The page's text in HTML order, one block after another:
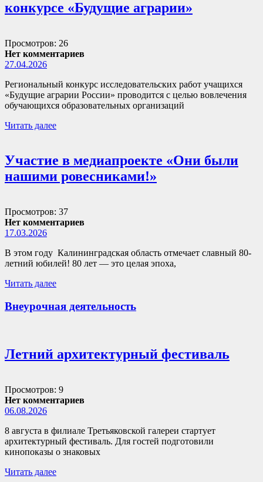
конкурсе «Будущие аграрии»
Просмотров: 26
Нет комментариев
27.04.2026
Региональный конкурс исследовательских работ учащихся
«Будущие аграрии России» проводится с целью вовлечения
обучающихся образовательных организаций
Читать далее
Участие в медиапроекте «Они были
нашими ровесниками!»
Просмотров: 37
Нет комментариев
17.03.2026
В этом году Калининградская область отмечает славный 80-
летний юбилей! 80 лет — это целая эпоха,
Читать далее
Внеурочная деятельность
Летний архитектурный фестиваль
Просмотров: 9
Нет комментариев
06.08.2026
8 августа в филиале Третьяковской галереи стартует
архитектурный фестиваль. Для гостей подготовили
кинопоказы о знаковых
Читать далее